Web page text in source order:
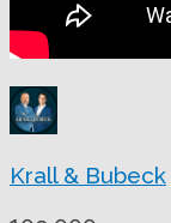
Krall & Bubeck